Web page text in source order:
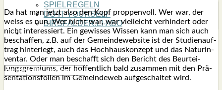
SPIEL­RE­GELN
DO-IT-YOUR­S­ELF
BIRSFÄLDER.LI-ABO
SHOUT­BOX
Da hat man jetzt also den Kopf prop­pen­voll. Wer war, der
weiss es nun. Wer nicht war, war viel­leicht ver­hin­dert oder
nicht inter­es­siert. Ein gewis­ses Wis­sen kann man sich auch
beschaf­fen, z.B. auf der Gemein­de­website ist der Stu­di­en­auf­
trag hin­ter­legt, auch das Hoch­haus­kon­zept und das Natur­in­
ven­tar. Oder man beschafft sich den Bericht des Beur­tei­
lungs­gre­mi­ums, der hof­fent­lich bald zusam­men mit den Prä­
sen­ta­ti­ons­fo­li­en im Gemein­de­web auf­ge­schal­tet wird.